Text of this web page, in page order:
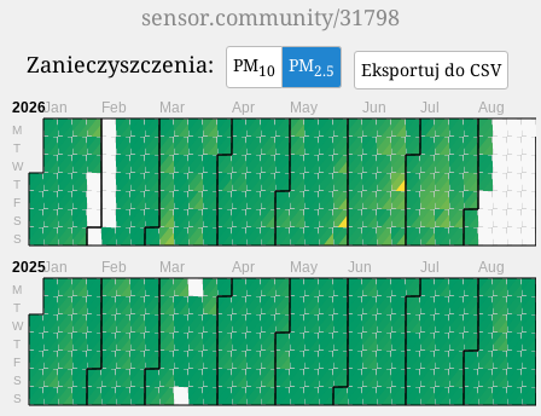
sensor.community/31798
Zanieczyszczenia:
PM10 PM2.5 Eksportuj do CSV
2026
M
T
W
T
F
S
S
Jan Feb Mar Apr May Jun Jul Aug
2025
M
T
W
T
F
S
S
Jan Feb Mar Apr May Jun Jul Aug